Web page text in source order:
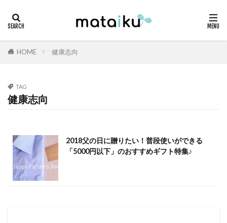
HOME 健康志向
TAG
健康志向
2018父の日に贈りたい！普段使いができる
「5000円以下」のおすすめギフト特集♪